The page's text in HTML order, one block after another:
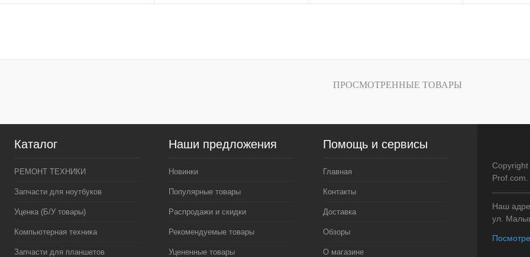
ПРОСМОТРЕННЫЕ ТОВАРЫ
Каталог
РЕМОНТ ТЕХНИКИ
Запчасти для ноутбуков
Уценка (Б/У товары)
Компьютерная техника
Запчасти для планшетов
Наши предложения
Новинки
Популярные товары
Распродажи и скидки
Рекомендуемые товары
Уцененные товары
Помощь и сервисы
Главная
Контакты
Доставка
Обзоры
О магазине
Наш
ул.